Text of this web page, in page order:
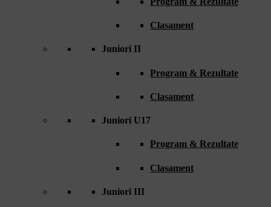
Clasament
Juniori II
Program & Rezultate
Clasament
Juniori U17
Program & Rezultate
Clasament
Juniori III